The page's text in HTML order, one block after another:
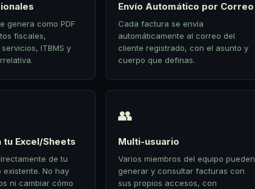
genera como PDF
fiscales,
ITBMS y
Envío Automático por Correo
Cada factura se envía
automáticamente al correo del
cliente registrado, con el asunto y
cuerpo que definas.
tu Excel/Sheets
de tu
No hay
ni cambiar cómo
👥
Multi-usuario
Varios miembros del equipo pueden
generar y consultar facturas con
sus propios accesos, con